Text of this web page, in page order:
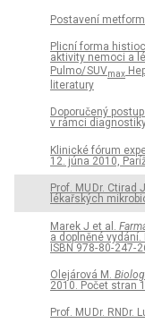
Postavení
Plicní forma
aktivity nemoci a
Pulmo/ SUVmax
literatury
Doporučený
v rámci
Klinické fórum
12. júna 2010,
Prof. MU Dr.
lékařských
Marek J et al.
a doplněné vydání.
ISBN 978- 80- 247-
Olejárová M.
2010. Počet stran
Prof. MU Dr.